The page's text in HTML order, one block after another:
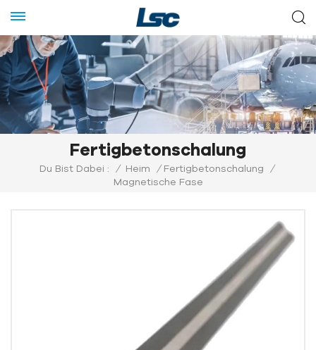
Fertigbetonschalung
Du Bist Dabei : / Heim / Fertigbetonschalung
/
Magnetische Fase